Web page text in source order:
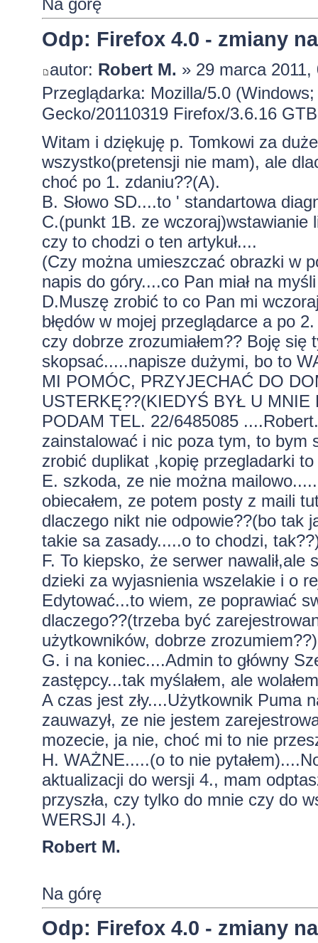
Na górę
Odp: Firefox 4.0 - zmiany
autor: Robert M. » 29 marca 2011,
Przeglądarka: Mozilla/5.0
Gecko/20110319 Firefox/3.6.16
Witam i dziękuję p. Tomkowi za
wszystko(pretensji nie mam), ale
choć po 1. zdaniu??(A).
B. Słowo SD....to ' standartowa
C.(punkt 1B. ze wczoraj)wstawianie
czy to chodzi o ten artykuł....
(Czy można umieszczać obrazki w
napis do góry....co Pan miał na
D.Muszę zrobić to co Pan mi
błędów w mojej przeglądarce a po
czy dobrze zrozumiałem?? Boję
skopsać.....napisze dużymi, bo to
MI POMÓC, PRZYJECHAĆ DO
USTERKĘ??(KIEDYŚ BYŁ U
PODAM TEL. 22/6485085
zainstalować i nic poza tym, to bym
zrobić duplikat ,kopię przegladarki
E. szkoda, ze nie można
obiecałem, ze potem posty z maili
dlaczego nikt nie odpowie??(bo tak
takie sa zasady.....o to chodzi,
F. To kiepsko, że serwer nawalił,ale
dzieki za wyjasnienia wszelakie i o
Edytować...to wiem, ze poprawiać
dlaczego??(trzeba być
użytkowników, dobrze
G. i na koniec....Admin to główny
zastępcy...tak myślałem, ale
A czas jest zły....Użytkownik Puma
zauwazył, ze nie jestem
mozecie, ja nie, choć mi to nie
H. WAŻNE.....(o to nie
aktualizacji do wersji 4., mam
przyszła, czy tylko do mnie czy do
WERSJI 4.).
Robert M.
Na górę
Odp: Firefox 4.0 - zmiany